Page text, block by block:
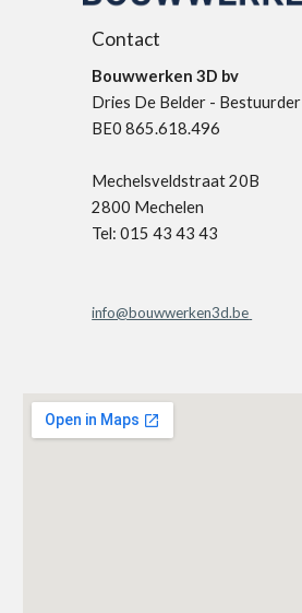
Contact
Bouwwerken 3D bv
Dries De Belder - Bestuurder
BE0 865.618.496
Mechelsveldstraat 20B
2800 Mechelen
Tel: 015 43 43 43
info@bouwwerken3d.be